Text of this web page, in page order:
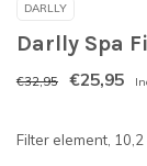
DARLLY
Darlly Spa
€32,95 €25,95
Filter element, 10,2